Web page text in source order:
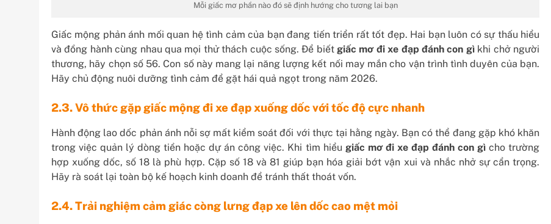
Mỗi giấc mơ phần nào đó sẽ định hướng cho tương lai bạn
Giấc mộng phản ánh mối quan hệ tình cảm của bạn đang tiến triển rất tốt đẹp. Hai bạn luôn có sự thấu hiểu
và đồng hành cùng nhau qua mọi thử thách cuộc sống. Để biết giấc mơ đi xe đạp đánh con gìkhi chở người
thương, hãy chọn số 56. Con số này mang lại năng lượng kết nối may mắn cho vận trình tình duyên của bạn.
Hãy chủ động nuôi dưỡng tình cảm để gặt hái quả ngọt trong năm 2026.
2.3. Vô thức gặp giấc mộng đi xe đạp xuống dốc với tốc độ cực nhanh
Hành động lao dốc phản ánh nỗi sợ mất kiểm soát đối với thực tại hằng ngày. Bạn có thể đang gặp khó khăn
trong việc quản lý dòng tiền hoặc dự án công việc. Khi tìm hiểu giấc mơ đi xe đạp đánh con gìcho trường
hợp xuống dốc, số 18 là phù hợp. Cặp số 18 và 81 giúp bạn hóa giải bớt vận xui và nhắc nhở sự cẩn trọng.
Hãy rà soát lại toàn bộ kế hoạch kinh doanh để tránh thất thoát vốn.
2.4. Trải nghiệm cảm giác còng lưng đạp xe lên dốc cao mệt mỏi